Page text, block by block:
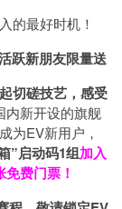
的最好时机！
跃新朋友限量送
切磋技艺，感受
内新开设的旗舰
为EV新用户，
”启动码1组加入
免费门票！